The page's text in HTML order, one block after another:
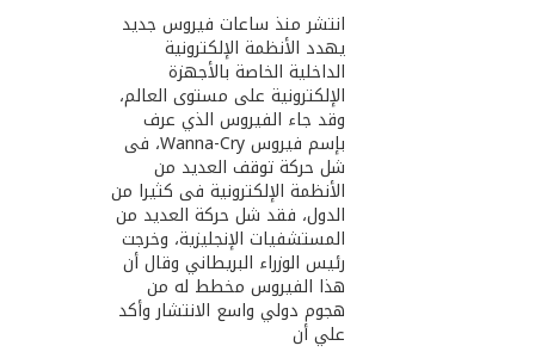
انتشر منذ ساعات فيروس جديد
يهدد الأنظمة الإلكترونية
الداخلية الخاصة بالأجهزة
الإلكترونية على مستوى العالم،
وقد جاء الفيروس الذي عرف
بإسم فيروس Wanna-Cry، فى
شل حركة توقف العديد من
الأنظمة الإلكترونية فى كثيرا من
الدول، فقد شل حركة العديد من
المستشفيات الإنجليزية، وخرجت
رئيس الوزراء البريطاني وقال أن
هذا الفيروس مخطط له من
هجوم دولي واسع الانتشار وأكد
علي أن